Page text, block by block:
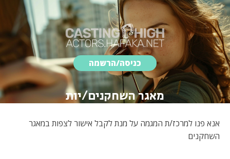
כניסה/הרשמה
מאגר השחקנים/יות
אנא פנו למרכז/ת המגמה על מנת לקבל אישור לצפות במאגר
השחקנים